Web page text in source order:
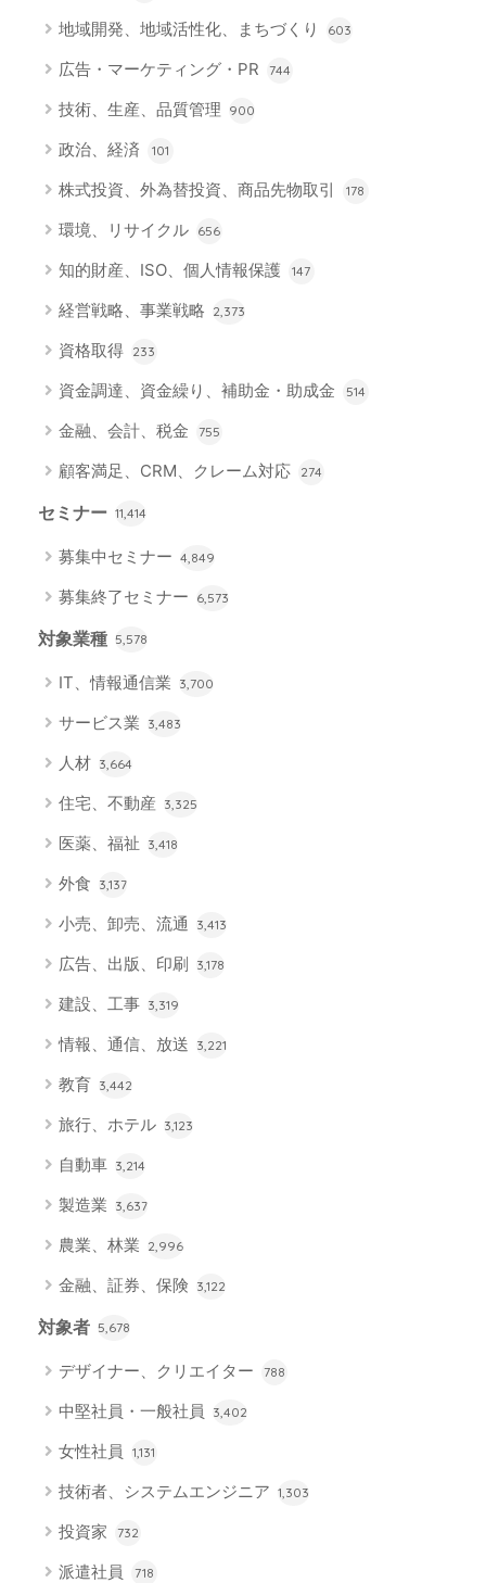
地域開発、地域活性化、まちづくり 603
広告・マーケティング・PR 744
技術、生産、品質管理 900
政治、経済 101
株式投資、外為替投資、商品先物取引 178
環境、リサイクル 656
知的財産、ISO、個人情報保護 147
経営戦略、事業戦略 2,373
資格取得 233
資金調達、資金繰り、補助金・助成金 514
金融、会計、税金 755
顧客満足、CRM、クレーム対応 274
セミナー 11,414
募集中セミナー 4,849
募集終了セミナー 6,573
対象業種 5,578
IT、情報通信業 3,700
サービス業 3,483
人材 3,664
住宅、不動産 3,325
医薬、福祉 3,418
外食 3,137
小売、卸売、流通 3,413
広告、出版、印刷 3,178
建設、工事 3,319
情報、通信、放送 3,221
教育 3,442
旅行、ホテル 3,123
自動車 3,214
製造業 3,637
農業、林業 2,996
金融、証券、保険 3,122
対象者 5,678
デザイナー、クリエイター 788
中堅社員・一般社員 3,402
女性社員 1,131
技術者、システムエンジニア 1,303
投資家 732
派遣社員 718